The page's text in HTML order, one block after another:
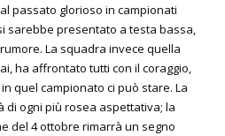
passato glorioso in campionati
sarebbe presentato a testa bassa,
La squadra invece quella
ha affrontato tutti con il coraggio,
quel campionato ci può stare. La
di ogni più rosea aspettativa; la
del 4 ottobre rimarrà un segno